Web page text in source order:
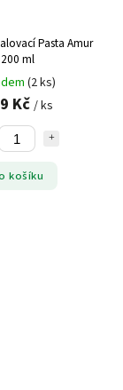
Pasta Amur
200 ml
(2 ks)
Kč / ks
košíku